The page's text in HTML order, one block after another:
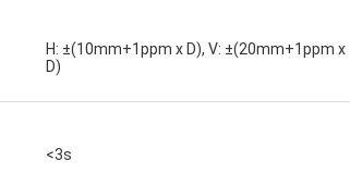
H: ±(10mm+1ppm x D), V: ±(20mm+1ppm x
D)
<3s